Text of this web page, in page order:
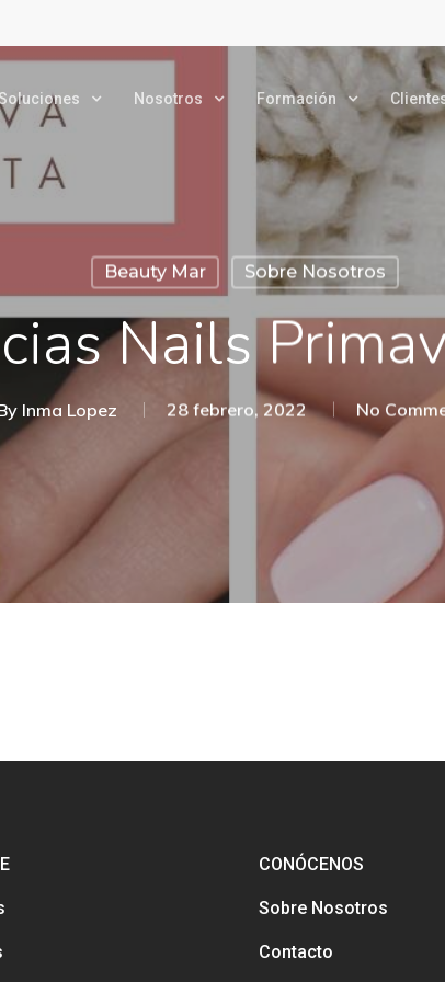
Nosotros Formación
Beauty Mar Sobre Nosotros
Nails
Inma Lopez 28 febrero, 2022 No
CONÓCENOS
Sobre Nosotros
Contacto